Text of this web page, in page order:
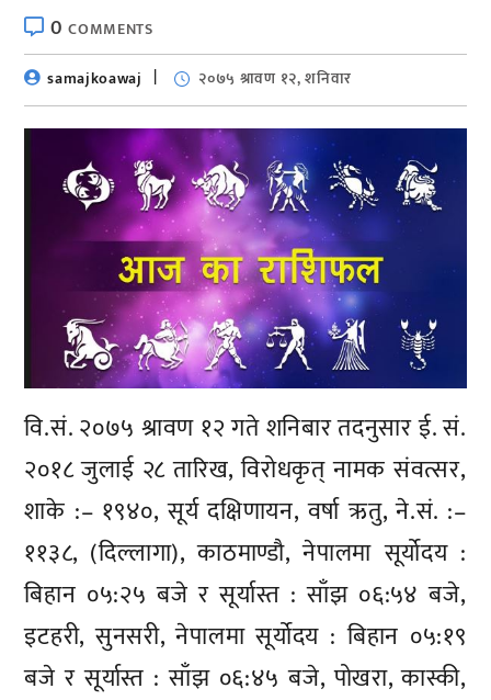
0COMMENTS
samajkoawaj
२०७५ श्रावण १२, शनिवार
वि.सं. २०७५ श्रावण १२ गते शनिबार तदनुसार ई. सं.
२०१८ जुलाई २८ तारिख, विरोधकृत् नामक संवत्सर,
शाके :– १९४०, सूर्य दक्षिणायन, वर्षा ऋतु, ने.सं. :–
११३८, (दिल्लागा), काठमाण्डौ, नेपालमा सूर्योदय :
बिहान ०५:२५ बजे र सूर्यास्त : साँझ ०६:५४ बजे,
इटहरी, सुनसरी, नेपालमा सूर्योदय : बिहान ०५:१९
बजे र सूर्यास्त : साँझ ०६:४५ बजे, पोखरा, कास्की,